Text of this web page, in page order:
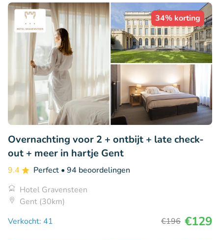
34% korting
Overnachting voor 2 + ontbijt + late check-
out + meer in hartje Gent
9.4 Perfect • 94 beoordelingen
Hotel Gravensteen
Gent (30km)
Verkocht: 41
€196 €129